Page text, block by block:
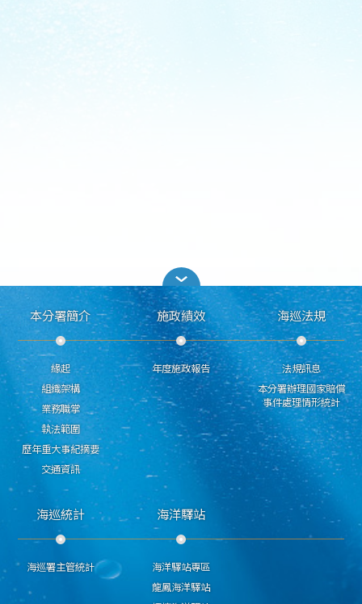
本分署簡介
緣起
組織架構
業務職掌
執法範圍
歷年重大事紀摘要
交通資訊
施政績效
年度施政報告
海巡法規
法規訊息
本分署辦理國家賠償
事件處理情形統計
海巡統計
海巡署主管統計
海洋驛站
海洋驛站專區
龍鳳海洋驛站